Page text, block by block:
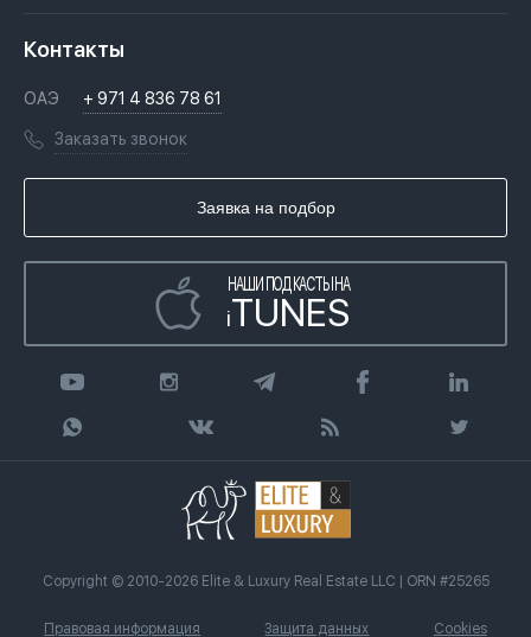
Недвижимость за криптовалюту в Дубае
Переезд в Дубай, ОАЭ
Гражданство ОАЭ
Законы
Вопросы и ответы
Книги
Инфографика
Лицензии
Агентство недвижимости
Контакты
ОАЭ + 971 4 836 78 61
Заказать звонок
Заявка на подбор
НАШИ ПОДКАСТЫ НА
iTUNES
Copyright © 2010-2026 Elite & Luxury Real Estate LLC | ORN #25265
Правовая информация Защита данных Cookies